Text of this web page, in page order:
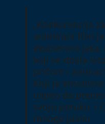
„Konkurencija za
animirani film
ekstremno jaka.
koji se dosta
pričom i
Koji je emotivno
uspeo da
svoju poruku i
mnogo jasnu